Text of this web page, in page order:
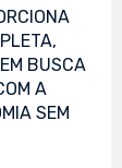
BUSCA
A
SEM